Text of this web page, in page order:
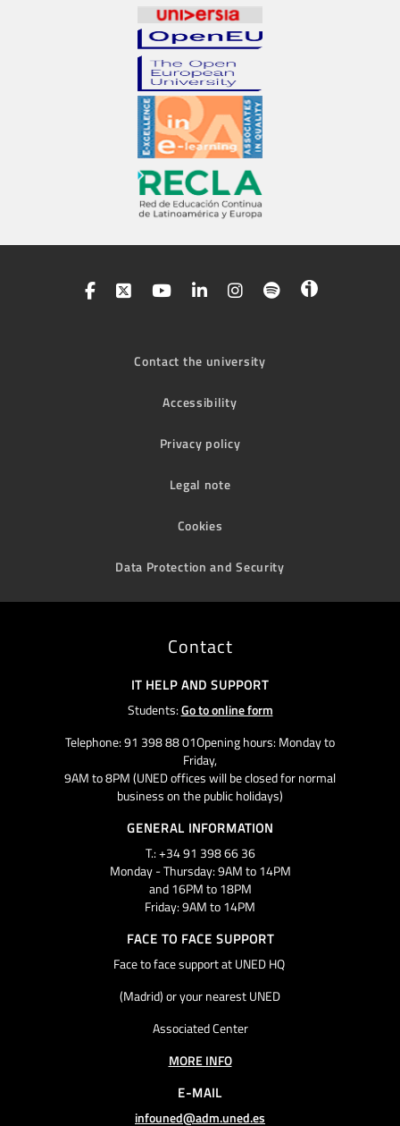
Contact the university
Accessibility
Privacy policy
Legal note
Cookies
Data Protection and Security
Contact
IT HELP AND SUPPORT
Students:Go to online form
Telephone: 91 398 88 01Opening hours: Monday to
Friday,
9AM to 8PM (UNED offices will be closed for normal
business on the public holidays)
GENERAL INFORMATION
T.: +34 91 398 66 36
Monday - Thursday: 9AM to 14PM
and 16PM to 18PM
Friday: 9AM to 14PM
FACE TO FACE SUPPORT
Face to face support at UNED HQ
(Madrid) or your nearest UNED
Associated Center
MORE INFO
E-MAIL
infouned@adm.uned.es